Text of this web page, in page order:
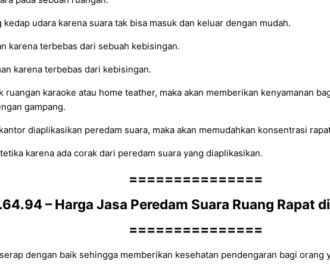
udara karena suara tak bisa masuk dan keluar dengan mudah.
karena terbebas dari sebuah kebisingan.
karena terbebas dari kebisingan.
karaoke atau home teather, maka akan memberikan kenyamanan
gampang.
diaplikasikan peredam suara, maka akan memudahkan konsentrasi
karena ada corak dari peredam suara yang diaplikasikan.
===============
– Harga Jasa Peredam Suara Ruang Rapat
===============
dengan baik sehingga memberikan kesehatan pendengaran bagi